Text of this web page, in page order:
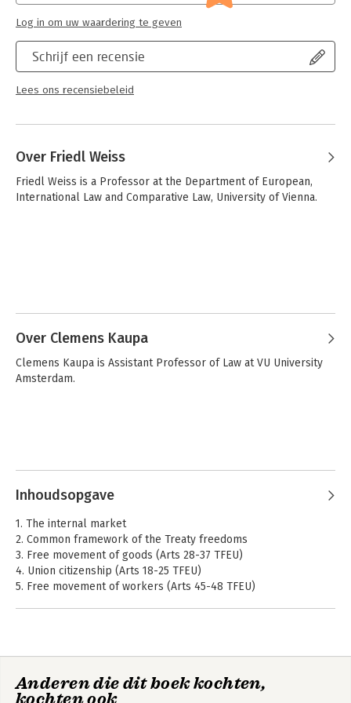
Schrijf een recensie
Lees ons recensiebeleid
Log in om uw waardering te geven
Over Friedl Weiss
Friedl Weiss is a Professor at the Department of European,
International Law and Comparative Law, University of Vienna.
Over Clemens Kaupa
Clemens Kaupa is Assistant Professor of Law at VU University
Amsterdam.
Inhoudsopgave
1. The internal market
2. Common framework of the Treaty freedoms
3. Free movement of goods (Arts 28-37 TFEU)
4. Union citizenship (Arts 18-25 TFEU)
5. Free movement of workers (Arts 45-48 TFEU)
Anderen die dit boek kochten,